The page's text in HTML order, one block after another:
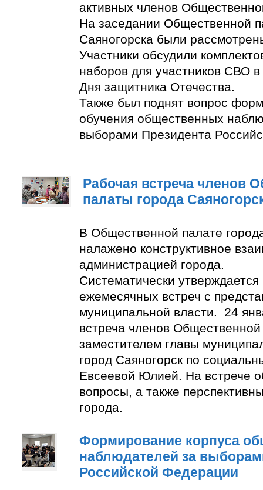
активных членов
На заседании Общественной
Саяногорска были
Участники обсудили
наборов для участников СВО в
Дня защитника Отечества.
Также был поднят вопрос
обучения общественных
выборами Президента
Рабочая встреча членов
палаты города
В Общественной палате
налажено конструктивное
администрацией города.
Систематически утверждается
ежемесячных встреч с
муниципальной власти. 24
встреча членов
заместителем главы
город Саяногорск по
Евсеевой Юлией. На встрече
вопросы, а также
города.
Формирование корпуса
наблюдателей за
Российской Федерации